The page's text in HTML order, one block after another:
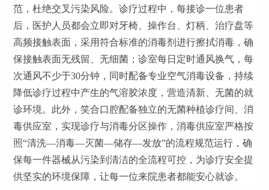
范，杜绝交叉污染风险。诊疗过程中，每接诊一位患者
后，医护人员都会立即对牙椅、操作台、灯柄、治疗盘等
高频接触表面，采用符合标准的消毒剂进行擦拭消毒，确
保接触表面无残留、无细菌；诊室每日定时通风换气，每
次通风不少于30分钟，同时配备专业空气消毒设备，持续
降低诊疗过程中产生的气溶胶浓度，营造清新、无菌的就
诊环境。此外，笑合口腔配备独立的无菌种植诊疗间、消
毒供应室，实现诊疗与消毒分区操作，消毒供应室严格按
照“清洗—消毒—灭菌—储存—发放”的流程规范运行，确
保每一件器械从污染到清洁的全流程可控，为诊疗安全提
供坚实的环境保障，让每一位来院患者都能安心就诊。